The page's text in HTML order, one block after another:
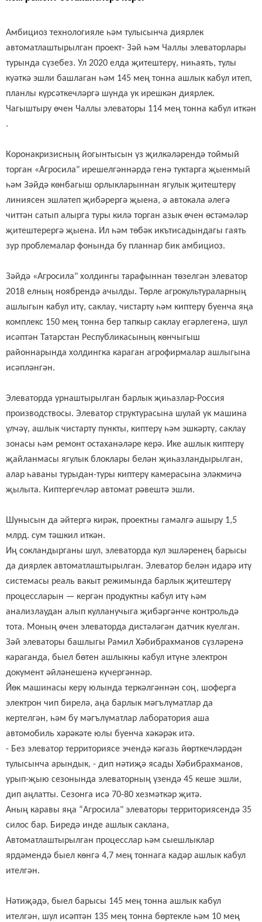
Амбициоз технологияле һәм тулысынча диярлек
автоматлаштырылган проект- Зәй һәм Чаллы элеваторлары
турында сүзебез. Ул 2020 елда җитештерү, ниһаять, тулы
куәткә эшли башлаган һәм 145 мең тонна ашлык кабул итеп,
планлы күрсәткечләргә шунда ук ирешкән диярлек.
Чагыштыру өчен Чаллы элеваторы 114 мең тонна кабул иткән
.
Коронакризисның йогынтысын үз җилкәләрендә тоймый
торган «Агросила" ирешелгәннәрдә генә туктарга җыенмый
һәм Зәйдә көнбагыш орлыкларыннан ягулык җитештерү
линиясен эшләтеп җибәрергә җыена, ә автокала әлегә
читтән сатып алырга туры килә торган азык өчен өстәмәләр
җитештерергә җыена. Ил һәм төбәк икътисадындагы гаять
зур проблемалар фонында бу планнар бик амбициоз.
Зәйдә «Агросила" холдингы тарафыннан төзелгән элеватор
2018 елның ноябрендә ачылды. Төрле агрокультураларның
ашлыгын кабул итү, саклау, чистарту һәм киптерү буенча яңа
комплекс 150 мең тонна бер тапкыр саклау егәрлегенә, шул
исәптән Татарстан Республикасының көнчыгыш
районнарында холдингка караган агрофирмалар ашлыгына
исәпләнгән.
Элеваторда урнаштырылган барлык җиһазлар-Россия
производствосы. Элеватор структурасына шулай ук машина
үлчәү, ашлык чистарту пункты, киптерү һәм эшкәртү, саклау
зонасы һәм ремонт остаханәләре керә. Ике ашлык киптерү
җайланмасы ягулык блоклары белән җиһазландырылган,
алар һаваны турыдан-туры киптерү камерасына эләкмичә
җылыта. Киптергечләр автомат рәвештә эшли.
Шунысын да әйтергә кирәк, проектны гамәлгә ашыру 1,5
млрд. сум тәшкил иткән.
Иң сокландырганы шул, элеваторда кул эшләренең барысы
да диярлек автоматлаштырылган. Элеватор белән идарә итү
системасы реаль вакыт режимында барлык җитештерү
процессларын — кергән продуктны кабул итү һәм
анализлаудан алып кулланучыга җибәргәнче контрольдә
тота. Моның өчен элеваторда дистәләгән датчик куелган.
Зәй элеваторы башлыгы Рамил Хәбибрахманов сүзләренә
караганда, быел бөтен ашлыкны кабул итүне электрон
документ әйләнешенә күчергәннәр.
Йөк машинасы керү юлында теркәлгәннән соң, шоферга
электрон чип бирелә, аңа барлык мәгълүматлар да
кертелгән, һәм бу мәгълүматлар лаборатория аша
автомобиль хәрәкәте юлы буенча хәкәрәк итә.
- Без элеватор территориясе эчендә кәгазь йөрткечләрдән
тулысынча арындык, - дип нәтиҗә ясады Хәбибрахманов,
урып-җыю сезонында элеваторның үзендә 45 кеше эшли,
дип аңлатты. Сезонга исә 70-80 хезмәткәр җитә.
Аның каравы яңа “Агросила" элеваторы территориясендә 35
силос бар. Биредә инде ашлык саклана,
Автоматлаштырылган процесслар һәм сыешлыклар
ярдәмендә быел көнгә 4,7 мең тоннага кадәр ашлык кабул
ителгән.
Нәтиҗәдә, быел барысы 145 мең тонна ашлык кабул
ителгән, шул исәптән 135 мең тонна бөртекле һәм 10 мең